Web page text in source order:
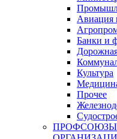
Авиация
Банки и
Культура
Прочее
ПРОФСОЮЗЫ